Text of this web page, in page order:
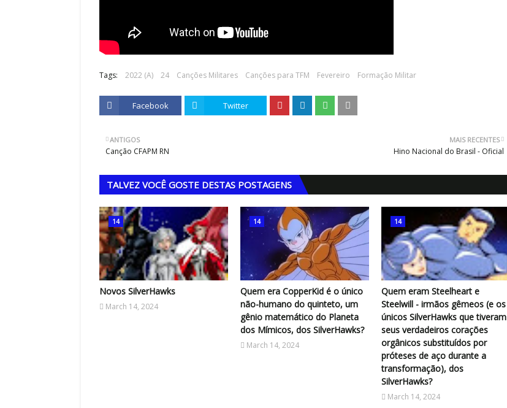
Tags: 2022 (A) 24 Canções Militares Canções para TFM Fevereiro Formação Militar
Facebook Twitter
MAIS RECENTES
Hino Nacional do Brasil - Oficial
ANTIGOS
Canção CFAPM RN
TALVEZ VOCÊ GOSTE DESTAS POSTAGENS
14
Novos SilverHawks
March 14, 2024
14
Quem era CopperKid é o único
não-humano do quinteto, um
gênio matemático do Planeta
dos Mímicos, dos SilverHawks?
March 14, 2024
14
Quem eram Steelheart e
Steelwill - irmãos gêmeos (e os
únicos SilverHawks que tiveram
seus verdadeiros corações
orgânicos substituídos por
próteses de aço durante a
transformação), dos
SilverHawks?
March 14, 2024